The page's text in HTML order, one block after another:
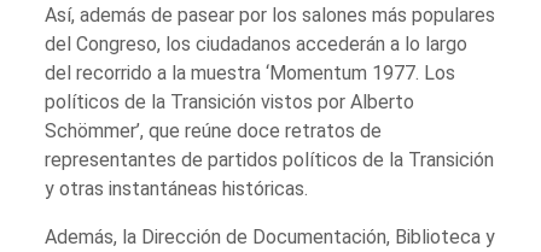
Así, además de pasear por los salones más populares
del Congreso, los ciudadanos accederán a lo largo
del recorrido a la muestra ‘Momentum 1977. Los
políticos de la Transición vistos por Alberto
Schömmer’, que reúne doce retratos de
representantes de partidos políticos de la Transición
y otras instantáneas históricas.
Además, la Dirección de Documentación, Biblioteca y